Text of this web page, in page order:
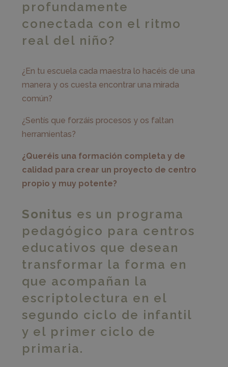
profundamente
conectada con el ritmo
real del niño?
¿En tu escuela cada maestra lo hacéis de una
manera y os cuesta encontrar una mirada
común?
¿Sentís que forzáis procesos y os faltan
herramientas?
¿Queréis una formación completa y de
calidad para crear un proyecto de centro
propio y muy potente?
Sonitus es un programa
pedagógico para centros
educativos que desean
transformar la forma en
que acompañan la
escriptolectura en el
segundo ciclo de infantil
y el primer ciclo de
primaria.